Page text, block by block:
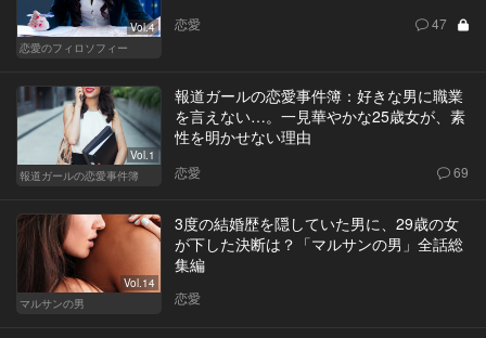
Vol.4
恋愛のフィロソフィー
恋愛 47
Vol.1
報道ガールの恋愛事件簿
報道ガールの恋愛事件簿：好きな男に職業
を言えない…。一見華やかな25歳女が、素
性を明かせない理由
恋愛 69
Vol.14
マルサンの男
3度の結婚歴を隠していた男に、29歳の女
が下した決断は？「マルサンの男」全話総
集編
恋愛